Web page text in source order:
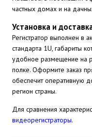
частных домах и на
Установка и
Регистратор выполнен в
стандарта 1U, габариты
удобное размещение на
полке. Оформите заказ
обеспечит оперативную
регион страны.
Для сравнения
видеорегистраторы.